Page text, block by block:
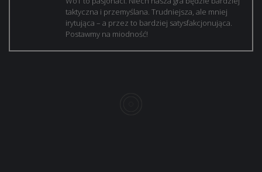
taktyczna i przemyślana. Trudniejsza, ale mniej
irytująca – a przez to bardziej satysfakcjonująca.
Postawmy na miodność!